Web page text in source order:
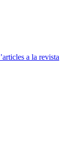
a la revista